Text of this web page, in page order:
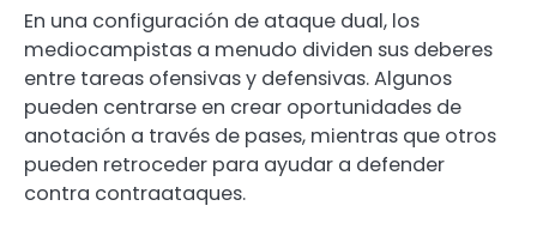
En una configuración de ataque dual, los
mediocampistas a menudo dividen sus deberes
entre tareas ofensivas y defensivas. Algunos
pueden centrarse en crear oportunidades de
anotación a través de pases, mientras que otros
pueden retroceder para ayudar a defender
contra contraataques.